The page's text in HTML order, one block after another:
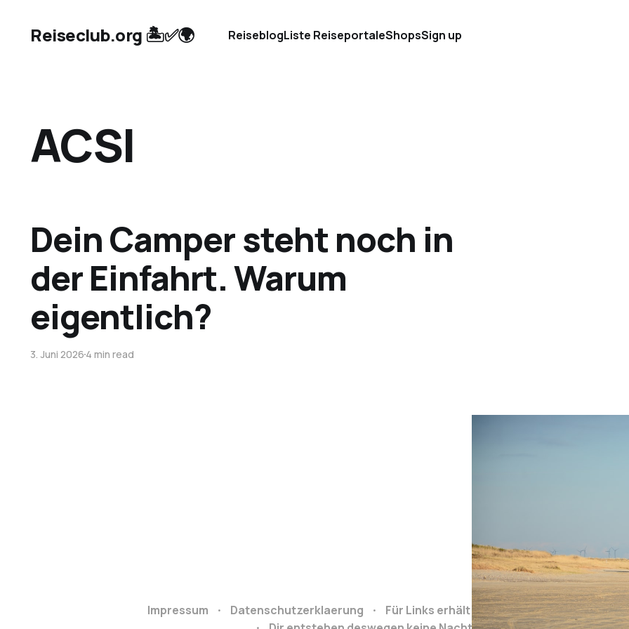
Reiseclub.org 🏝️✅🌍 ReiseblogListe ReiseportaleShopsSign up
ACSI
Dein Camper steht noch in
der Einfahrt. Warum
eigentlich?
3. Juni 20264 min read
Impressum Datenschutzerklaerung Für Links erhält Reiseclub.org bei Buchung